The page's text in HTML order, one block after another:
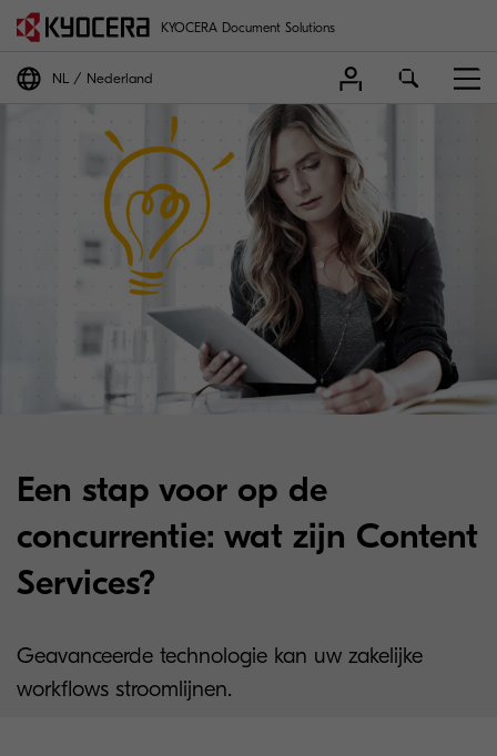
KYOCERA Document Solutions
NL Nederland
Een stap voor op de
concurrentie: wat zijn Content
Services?
Geavanceerde technologie kan uw zakelijke
workflows stroomlijnen.